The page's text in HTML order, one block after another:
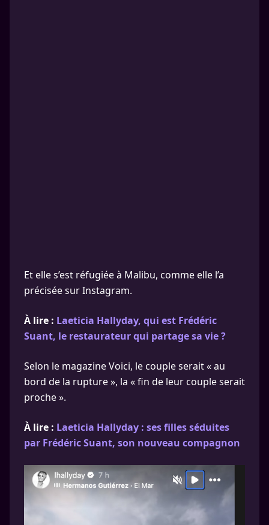
Et elle s’est réfugiée à Malibu, comme elle l’a
précisée sur Instagram.
À lire : Laeticia Hallyday, qui est Frédéric
Suant, le restaurateur qui partage sa vie ?
Selon le magazine Voici, le couple serait « au
bord de la rupture », la « fin de leur couple serait
proche ».
À lire : Laeticia Hallyday : ses filles séduites
par Frédéric Suant, son nouveau compagnon